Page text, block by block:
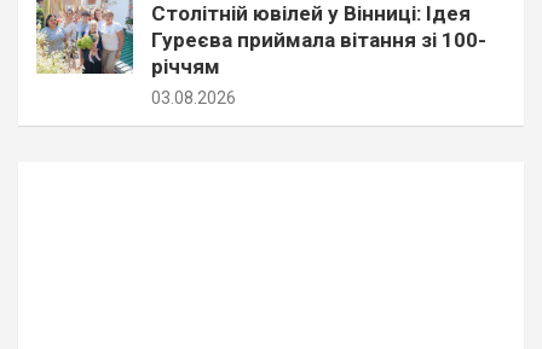
Столітній ювілей у Вінниці: Ідея
Гуреєва приймала вітання зі 100-
річчям
03.08.2026